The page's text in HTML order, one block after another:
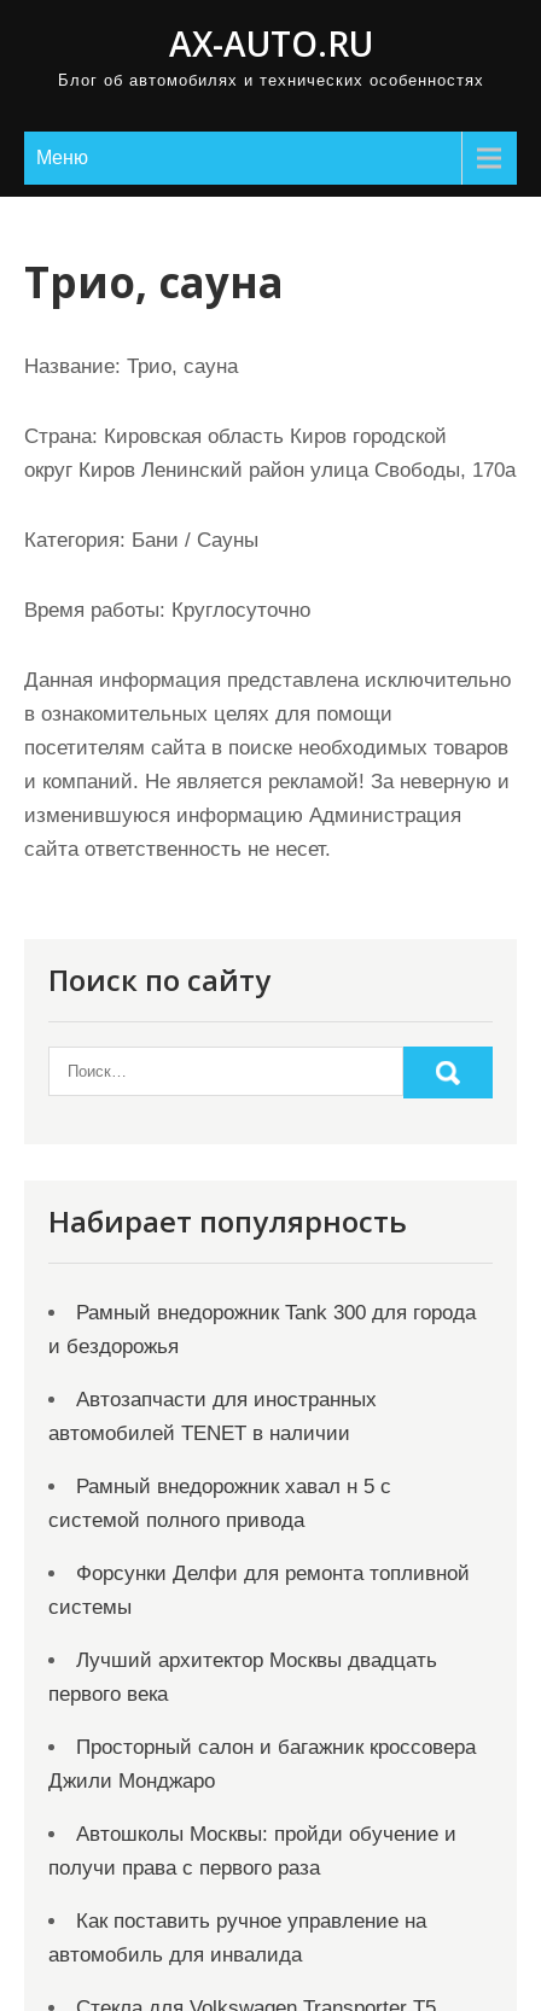
AX-AUTO.RU
Блог об автомобилях и технических особенностях
Меню
Трио, сауна
Название: Трио, сауна
Страна: Кировская область Киров городской
округ Киров Ленинский район улица Свободы, 170а
Категория: Бани / Сауны
Время работы: Круглосуточно
Данная информация представлена исключительно
в ознакомительных целях для помощи
посетителям сайта в поиске необходимых товаров
и компаний. Не является рекламой! За неверную и
изменившуюся информацию Администрация
сайта ответственность не несет.
Поиск по сайту
Набирает популярность
Рамный внедорожник Tank 300 для города
и бездорожья
Автозапчасти для иностранных
автомобилей TENET в наличии
Рамный внедорожник хавал н 5 с
системой полного привода
Форсунки Делфи для ремонта топливной
системы
Лучший архитектор Москвы двадцать
первого века
Просторный салон и багажник кроссовера
Джили Монджаро
Автошколы Москвы: пройди обучение и
получи права с первого раза
Как поставить ручное управление на
автомобиль для инвалида